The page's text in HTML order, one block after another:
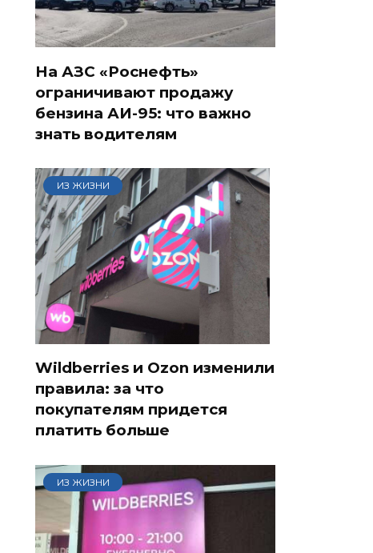
На АЗС «Роснефть»
ограничивают продажу
бензина АИ-95: что важно
знать водителям
ИЗ ЖИЗНИ
Wildberries и Ozon изменили
правила: за что
покупателям придется
платить больше
ИЗ ЖИЗНИ